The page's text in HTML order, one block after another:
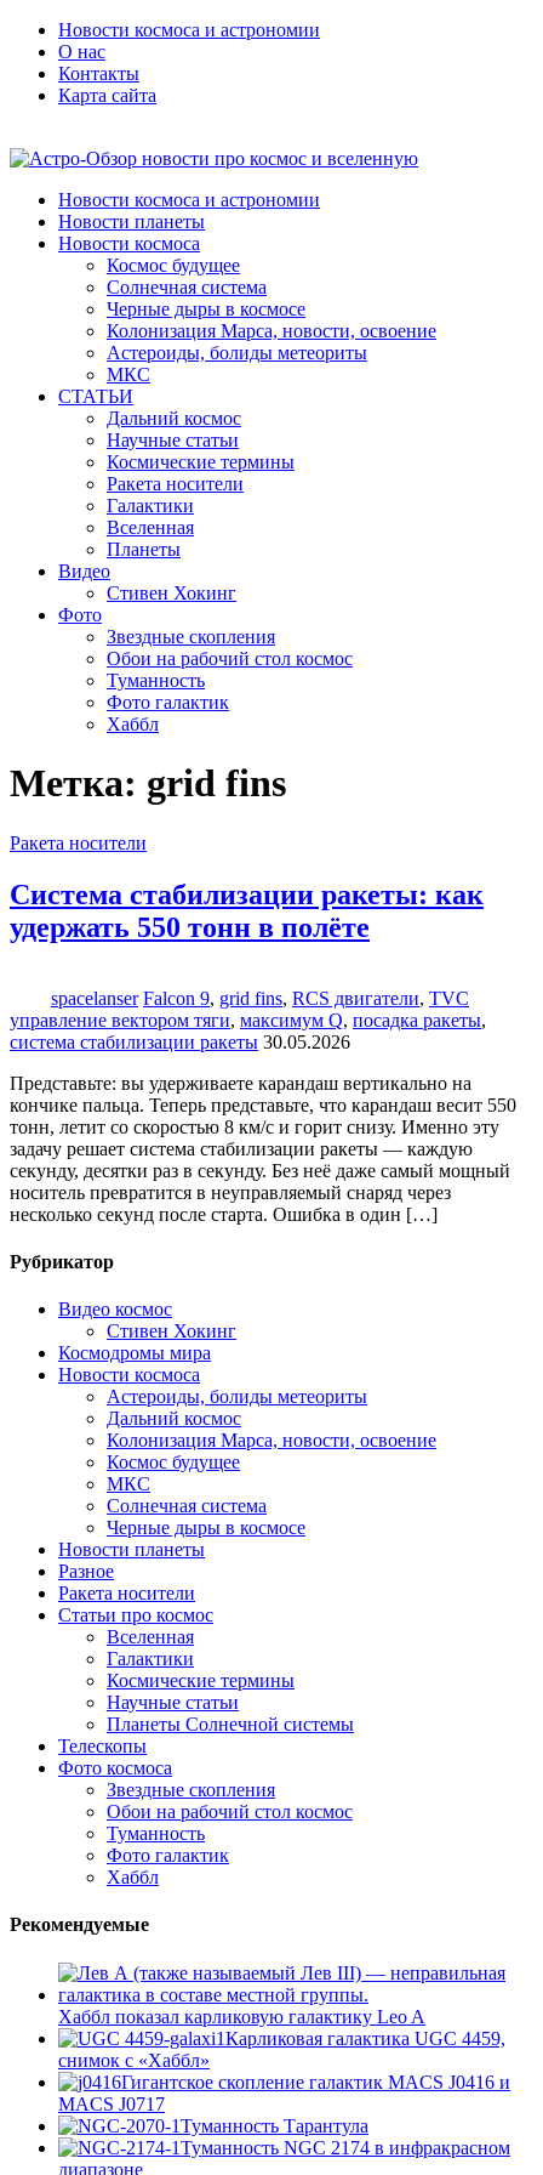
Новости космоса и астрономии
О нас
Контакты
Карта сайта
Новости космоса и астрономии
Новости планеты
Новости космоса
Космос будущее
Солнечная система
Черные дыры в космосе
Колонизация Марса, новости, освоение
Астероиды, болиды метеориты
МКС
СТАТЬИ
Дальний космос
Научные статьи
Космические термины
Ракета носители
Галактики
Вселенная
Планеты
Видео
Стивен Хокинг
Фото
Звездные скопления
Обои на рабочий стол космос
Туманность
Фото галактик
Хаббл
Метка: grid fins
Ракета носители
Система стабилизации ракеты: как
удержать 550 тонн в полёте
spacelanser Falcon 9, grid fins, RCS двигатели, TVC
управление вектором тяги, максимум Q, посадка ракеты,
система стабилизации ракеты 30.05.2026
Представьте: вы удерживаете карандаш вертикально на
кончике пальца. Теперь представьте, что карандаш весит 550
тонн, летит со скоростью 8 км/с и горит снизу. Именно эту
задачу решает система стабилизации ракеты — каждую
секунду, десятки раз в секунду. Без неё даже самый мощный
носитель превратится в неуправляемый снаряд через
несколько секунд после старта. Ошибка в один […]
Рубрикатор
Видео космос
Стивен Хокинг
Космодромы мира
Новости космоса
Астероиды, болиды метеориты
Дальний космос
Колонизация Марса, новости, освоение
Космос будущее
МКС
Солнечная система
Черные дыры в космосе
Новости планеты
Разное
Ракета носители
Статьи про космос
Вселенная
Галактики
Космические термины
Научные статьи
Планеты Солнечной системы
Телескопы
Фото космоса
Звездные скопления
Обои на рабочий стол космос
Туманность
Фото галактик
Хаббл
Рекомендуемые
Хаббл показал карликовую галактику Leo A
Карликовая галактика UGC 4459,
снимок с «Хаббл»
Гигантское скопление галактик MACS J0416 и
MACS J0717
Туманность Тарантула
Туманность NGC 2174 в инфракрасном
диапазоне